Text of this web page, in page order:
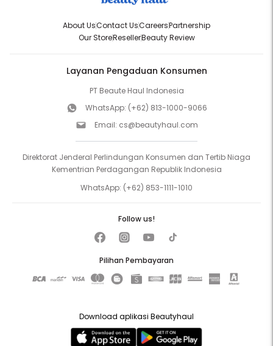
About UsContact UsCareersPartnership
Our StoreResellerBeauty Review
Layanan Pengaduan Konsumen
PT Beaute Haul Indonesia
WhatsApp: (+62) 813-1000-9066
Email: cs@beautyhaul.com
Direktorat Jenderal Perlindungan Konsumen dan Tertib Niaga
Kementrian Perdagangan Republik Indonesia
WhatsApp: (+62) 853-1111-1010
Pilihan Pembayaran
Follow us!
Download aplikasi Beautyhaul